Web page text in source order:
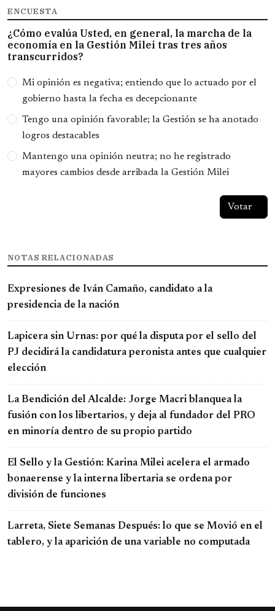
ENCUESTA
¿Cómo evalúa Usted, en general, la marcha de la
economía en la Gestión Milei tras tres años
transcurridos?
Opciones
Mi opinión es negativa; entiendo que lo actuado por el
gobierno hasta la fecha es decepcionante
Tengo una opinión favorable; la Gestión se ha anotado
logros destacables
Mantengo una opinión neutra; no he registrado
mayores cambios desde arribada la Gestión Milei
NOTAS RELACIONADAS
Expresiones de Iván Camaño, candidato a la
presidencia de la nación
Lapicera sin Urnas: por qué la disputa por el sello del
PJ decidirá la candidatura peronista antes que cualquier
elección
La Bendición del Alcalde: Jorge Macri blanquea la
fusión con los libertarios, y deja al fundador del PRO
en minoría dentro de su propio partido
El Sello y la Gestión: Karina Milei acelera el armado
bonaerense y la interna libertaria se ordena por
división de funciones
Larreta, Siete Semanas Después: lo que se Movió en el
tablero, y la aparición de una variable no computada